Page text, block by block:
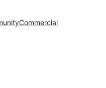
Commercial